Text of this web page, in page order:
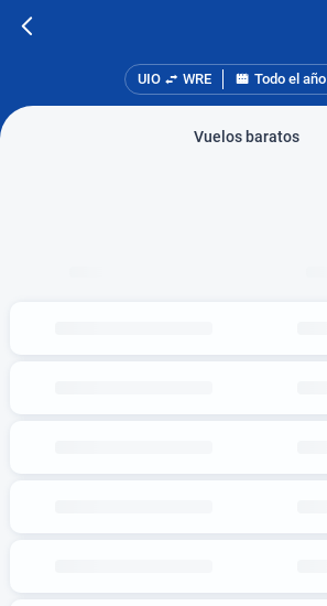
UIO WRE Todo el año
Vuelos baratos